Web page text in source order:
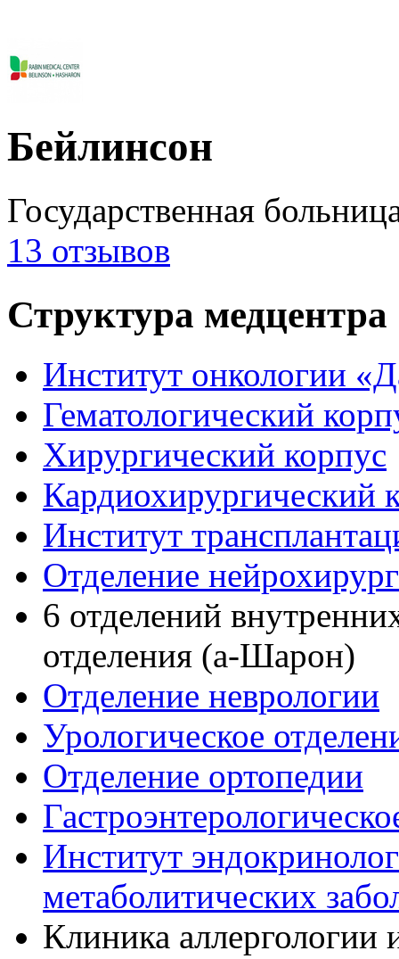
Бейлинсон
Государственная
13 отзывов
Структура медцентра
Институт онкологии
Гематологический
Хирургический корпус
Кардиохирургический
Институт
Отделение
6 отделений
отделения (а-Шарон)
Отделение неврологии
Урологическое
Отделение ортопедии
Институт
метаболитических
Клиника